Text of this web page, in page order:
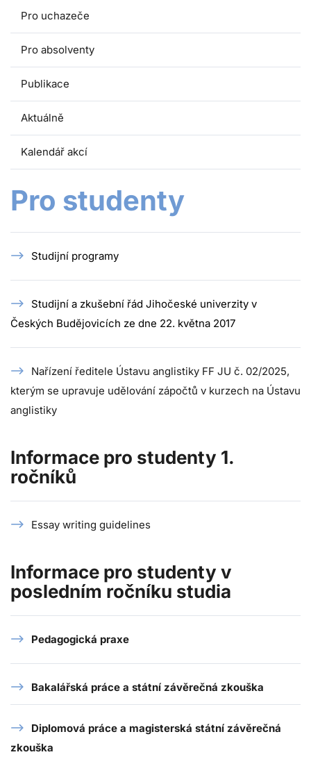
Pro uchazeče
Pro absolventy
Publikace
Aktuálně
Kalendář akcí
Pro studenty
Studijní programy
Studijní a zkušební řád Jihočeské univerzity v
Českých Budějovicích ze dne 22. května 2017
Nařízení ředitele Ústavu anglistiky FF JU č. 02/2025,
kterým se upravuje udělování zápočtů v kurzech na Ústavu
anglistiky
Informace pro studenty 1.
ročníků
Essay writing guidelines
Informace pro studenty v
posledním ročníku studia
Pedagogická praxe
Bakalářská práce a státní závěrečná zkouška
Diplomová práce a magisterská státní závěrečná
zkouška